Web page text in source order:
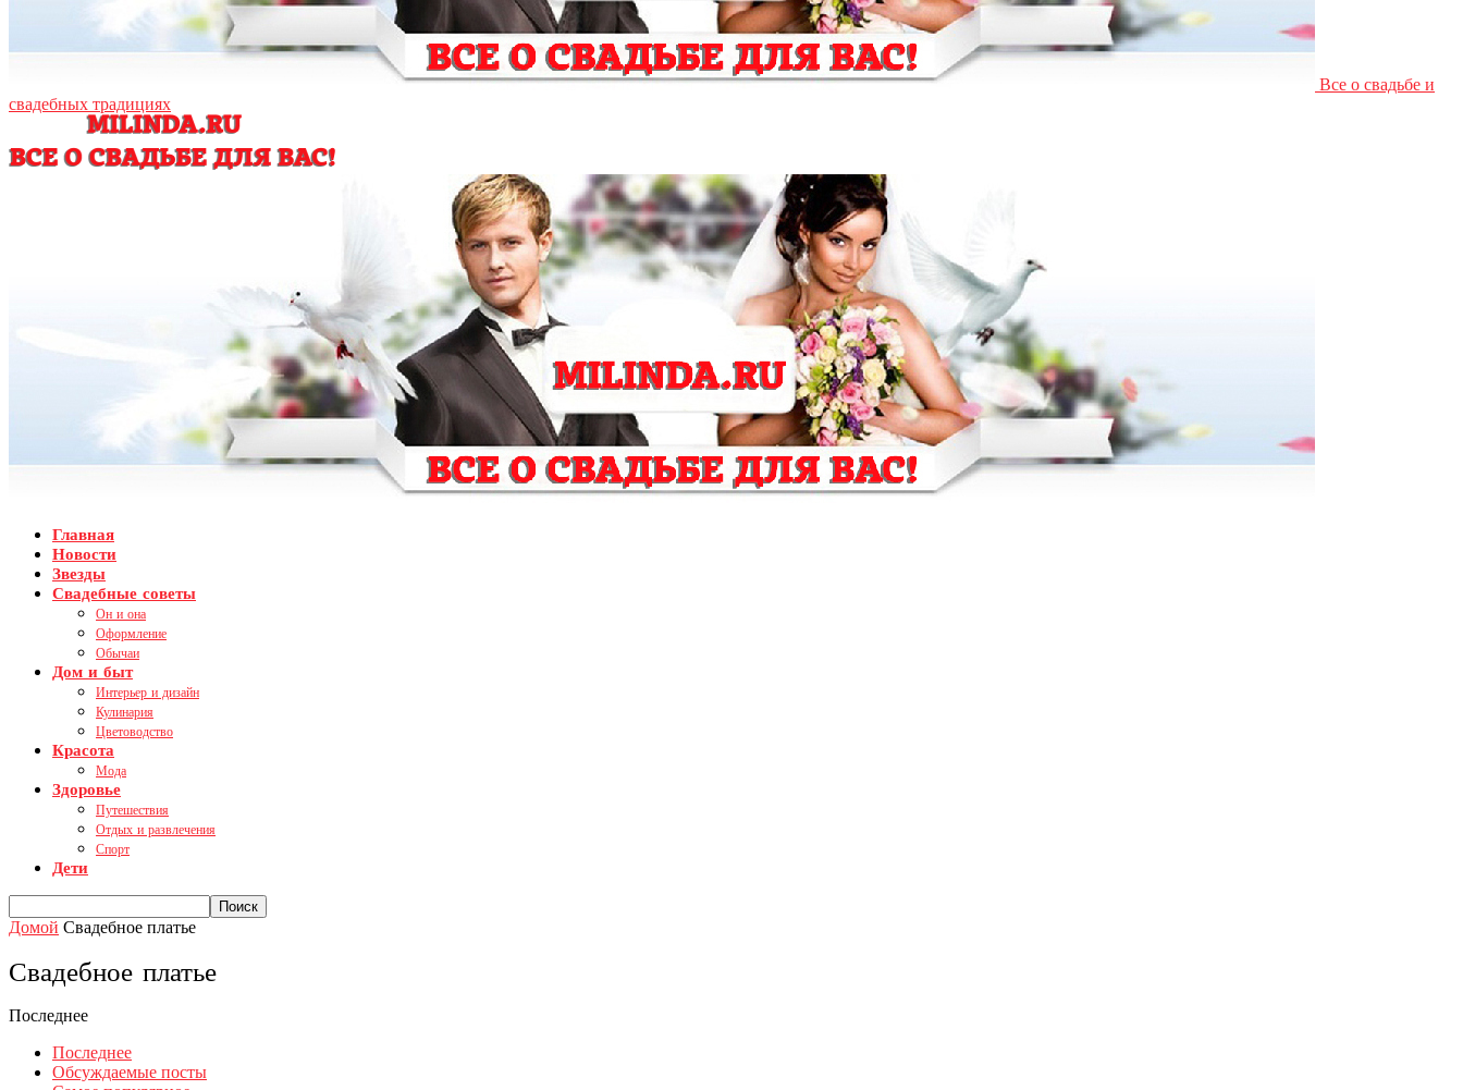
Все о свадьбе и
свадебных традициях
Главная
Новости
Звезды
Свадебные советы
Он и она
Оформление
Обычаи
Дом и быт
Интерьер и дизайн
Кулинария
Цветоводство
Красота
Мода
Здоровье
Путешествия
Отдых и развлечения
Спорт
Дети
Домой Свадебное платье
Свадебное платье
Последнее
Последнее
Обсуждаемые посты